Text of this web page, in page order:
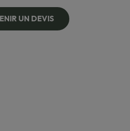
UN DEVIS